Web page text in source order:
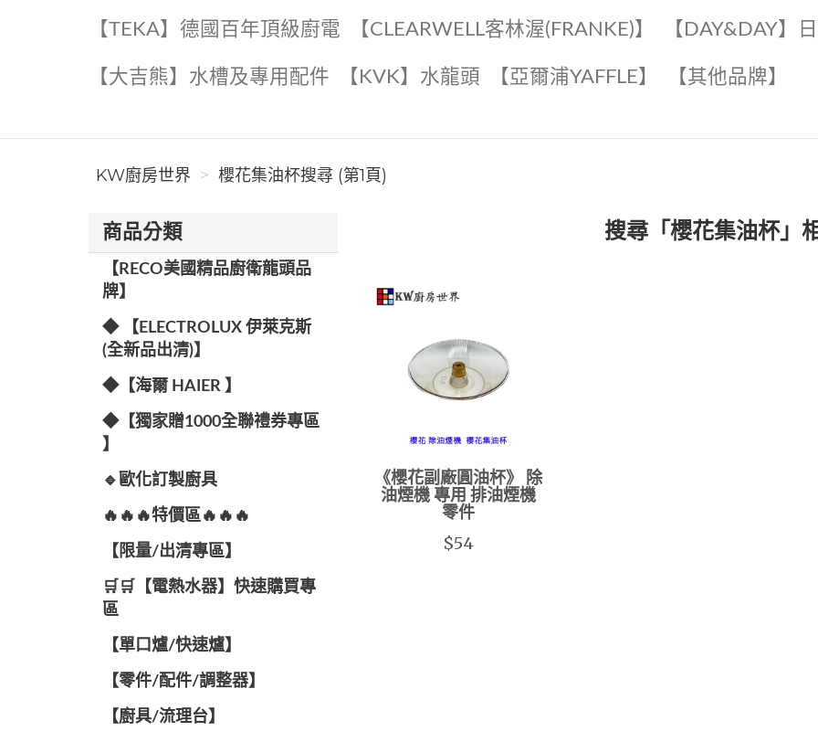
️【TEKA】️德國百年頂級廚電 ️【CLEARWELL客林渥(FRANKE)】️ 【DAY&DAY】️
【大吉熊】水槽及專用配件 ️【KVK】水龍頭️ 【亞爾浦YAFFLE】 ️【其他品牌】️
KW廚房世界 櫻花集油杯搜尋 (第1頁)
商品分類
【RECO美國精品廚衛龍頭品
牌】
◆ 【ELECTROLUX 伊萊克斯
(全新品出清)】
◆【海爾 HAIER 】
◆【獨家贈1000全聯禮券專區
】
🔹歐化訂製廚具
🔥🔥🔥特價區🔥🔥🔥
【限量/出清專區】
🛒🛒【電熱水器】快速購買專
區
【單口爐/快速爐】
【零件/配件/調整器】
【廚具/流理台】
搜尋「櫻花集油杯」
《櫻花副廠圓油杯》 除
油煙機 專用 排油煙機
零件
$54